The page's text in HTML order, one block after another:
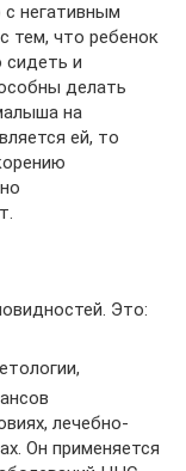
с негативным
тем, что ребенок
сидеть и
делать
на
ей, то
Это:
лечебно-
Он применяется